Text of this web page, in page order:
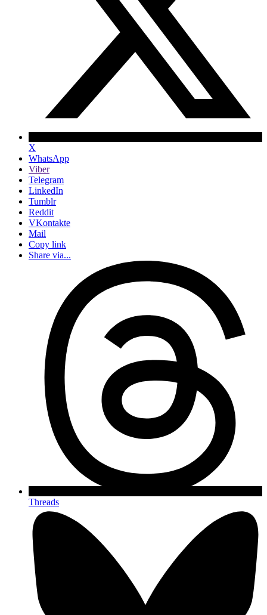
X
WhatsApp
Viber
Telegram
LinkedIn
Tumblr
Reddit
VKontakte
Mail
Copy link
Share via...
Threads